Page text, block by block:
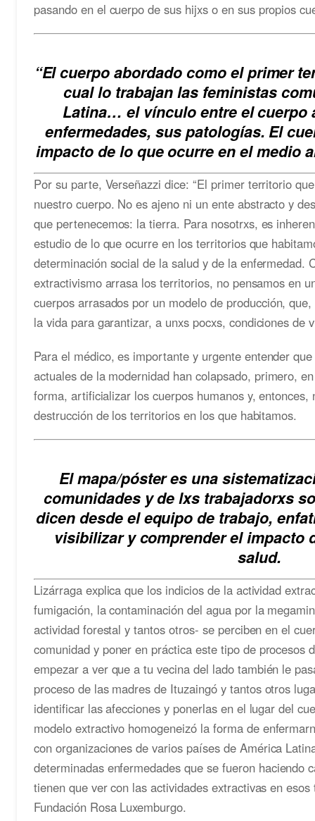
pasando en el cuerpo de sus hijxs o en sus propios
“El cuerpo abordado como el primer
cual lo trabajan las feministas
Latina… el vínculo entre el cuerpo
enfermedades, sus patologías. El
impacto de lo que ocurre en el medio
Por su parte, Verseñazzi dice: “El primer territorio
nuestro cuerpo. No es ajeno ni un ente abstracto y
que pertenecemos: la tierra. Para nosotrxs, es
estudio de lo que ocurre en los territorios que
determinación social de la salud y de la enfermedad.
extractivismo arrasa los territorios, no pensamos en
cuerpos arrasados por un modelo de producción,
la vida para garantizar, a unxs pocxs, condiciones de
Para el médico, es importante y urgente entender
actuales de la modernidad han colapsado, primero,
forma, artificializar los cuerpos humanos y,
destrucción de los territorios en los que habitamos.
El mapa/póster es una
comunidades y de lxs trabajadorxs
dicen desde el equipo de trabajo,
visibilizar y comprender el impacto
salud.
Lizárraga explica que los indicios de la actividad
fumigación, la contaminación del agua por la
actividad forestal y tantos otros- se perciben en el
comunidad y poner en práctica este tipo de procesos
empezar a ver que a tu vecina del lado también le
proceso de las madres de Ituzaingó y tantos otros
identificar las afecciones y ponerlas en el lugar del
modelo extractivo homogeneizó la forma de
con organizaciones de varios países de América
determinadas enfermedades que se fueron haciendo
tienen que ver con las actividades extractivas en
Fundación Rosa Luxemburgo.